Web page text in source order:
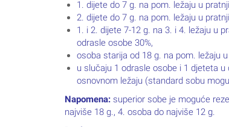
1. dijete do 7 g. na pom. ležaju u
2. dijete do 7 g. na pom. ležaju u
1. i 2. dijete 7-12 g. na 3. i 4. ležaju u
odrasle osobe 30%,
osoba starija od 18 g. na pom. ležaju
u slučaju 1 odrasle osobe i 1 djeteta
osnovnom ležaju (standard sobu
Napomena: superior sobe je moguće
najviše 18 g., 4. osoba do najviše 12 g.